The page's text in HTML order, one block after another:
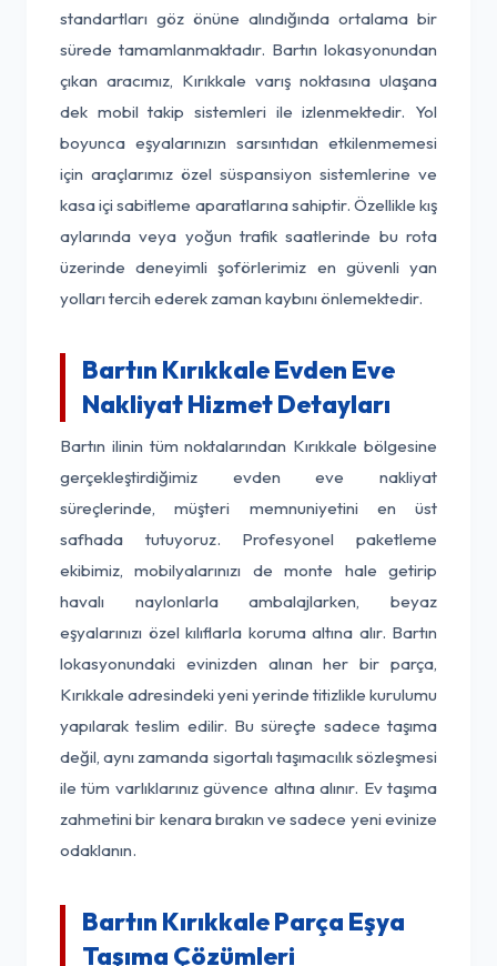
standartları göz önüne alındığında ortalama bir
sürede tamamlanmaktadır. Bartın lokasyonundan
çıkan aracımız, Kırıkkale varış noktasına ulaşana
dek mobil takip sistemleri ile izlenmektedir. Yol
boyunca eşyalarınızın sarsıntıdan etkilenmemesi
için araçlarımız özel süspansiyon sistemlerine ve
kasa içi sabitleme aparatlarına sahiptir. Özellikle kış
aylarında veya yoğun trafik saatlerinde bu rota
üzerinde deneyimli şoförlerimiz en güvenli yan
yolları tercih ederek zaman kaybını önlemektedir.
Bartın Kırıkkale Evden Eve
Nakliyat Hizmet Detayları
Bartın ilinin tüm noktalarından Kırıkkale bölgesine
gerçekleştirdiğimiz evden eve nakliyat
süreçlerinde, müşteri memnuniyetini en üst
safhada tutuyoruz. Profesyonel paketleme
ekibimiz, mobilyalarınızı de monte hale getirip
havalı naylonlarla ambalajlarken, beyaz
eşyalarınızı özel kılıflarla koruma altına alır. Bartın
lokasyonundaki evinizden alınan her bir parça,
Kırıkkale adresindeki yeni yerinde titizlikle kurulumu
yapılarak teslim edilir. Bu süreçte sadece taşıma
değil, aynı zamanda sigortalı taşımacılık sözleşmesi
ile tüm varlıklarınız güvence altına alınır. Ev taşıma
zahmetini bir kenara bırakın ve sadece yeni evinize
odaklanın.
Bartın Kırıkkale Parça Eşya
Taşıma Çözümleri